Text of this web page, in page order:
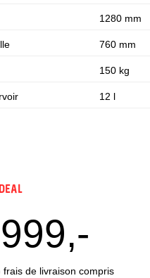
1280 mm
760 mm
150 kg
12 l
frais de livraison compris